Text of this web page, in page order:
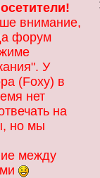
внимание,
форум
У
(Foxy) в
нет
на
но мы
между